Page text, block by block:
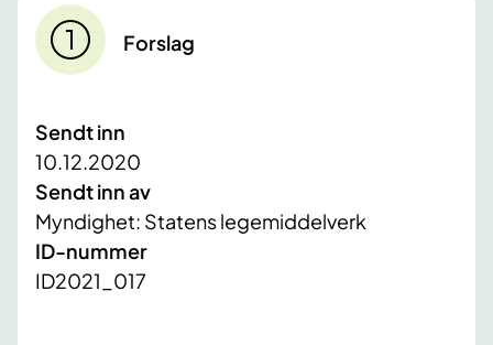
Forslag
Sendt inn
10.12.2020
Sendt inn av
Myndighet: Statens legemiddelverk
ID-nummer
ID2021_017